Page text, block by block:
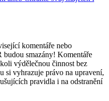
komentáře nebo
budou smazány! Komentáře
výdělečnou činnost bez
si vyhrazuje právo na upravení,
pravidla i na odstranění